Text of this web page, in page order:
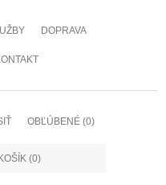
DOPRAVA
OBĽÚBENÉ (0)
(0)